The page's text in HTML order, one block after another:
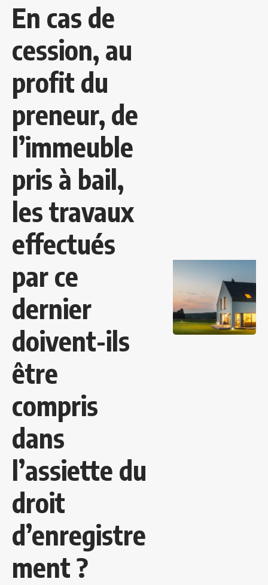
En cas de
cession, au
profit du
preneur, de
l’immeuble
pris à bail,
les travaux
effectués
par ce
dernier
doivent-ils
être
compris
dans
l’assiette du
droit
d’enregistre
ment ?